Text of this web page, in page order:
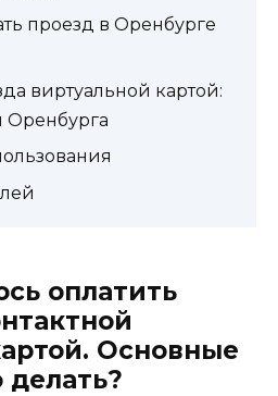
проезд в Оренбурге
виртуальной картой:
оплатить
Основные